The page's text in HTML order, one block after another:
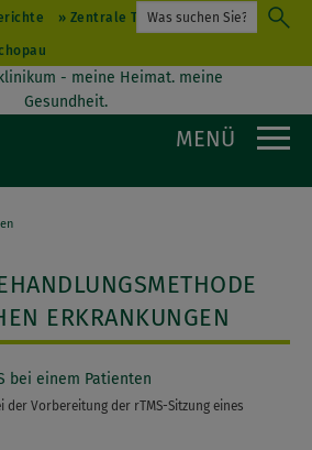
Zentrale Terminvergabe
MENÜ
ERKRANKUNGEN
der Vorbereitung der rTMS-Sitzung eines